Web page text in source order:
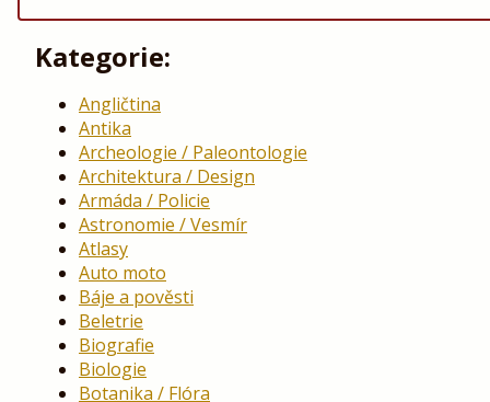
Kategorie:
Angličtina
Antika
Archeologie / Paleontologie
Architektura / Design
Armáda / Policie
Astronomie / Vesmír
Atlasy
Auto moto
Báje a pověsti
Beletrie
Biografie
Biologie
Botanika / Flóra